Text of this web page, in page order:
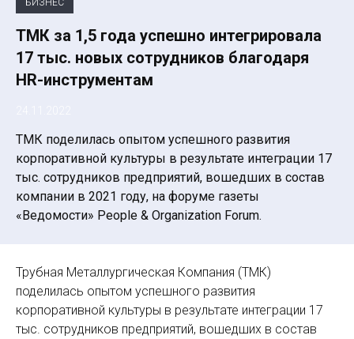
БИЗНЕС
ТМК за 1,5 года успешно интегрировала
17 тыс. новых сотрудников благодаря
HR-инструментам
ТМК поделилась опытом успешного развития
корпоративной культуры в результате интеграции 17
тыс. сотрудников предприятий, вошедших в состав
компании в 2021 году, на форуме газеты
«Ведомости» People & Organization Forum.
Трубная Металлургическая Компания (ТМК)
поделилась опытом успешного развития
корпоративной культуры в результате интеграции 17
тыс. сотрудников предприятий, вошедших в состав